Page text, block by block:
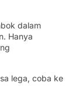
dalam
Hanya
lega, coba ke